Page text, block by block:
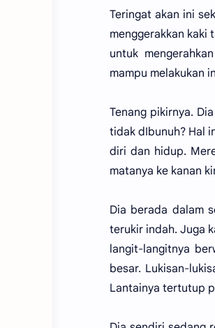
Teringat akan ini
menggerakkan kaki
untuk
mampu melakukan
Tenang pikirnya.
tidak dIbunuh? Hal
diri dan hidup.
matanya ke kanan
Dia berada dalam
terukir indah. Juga
langit-langitnya
besar. Lukisan-
Lantainya tertutup